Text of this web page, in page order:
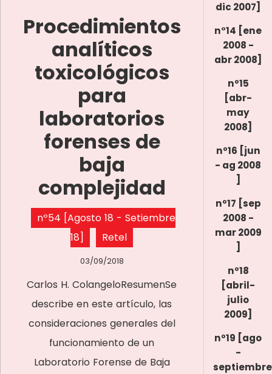
Procedimientos
analíticos
toxicológicos
para
laboratorios
forenses de
baja
complejidad
nº54 [Agosto 18 - Setiembre
18]
Retel
03/09/2018
Carlos H. ColangeloResumenSe
describe en este artículo, las
consideraciones generales del
funcionamiento de un
Laboratorio Forense de Baja
dic 2007]
n°14 [ene
2008 -
abr 2008]
nº15
[abr-
may
2008]
nº16 [jun
- ag 2008
]
nº17 [sep
2008 -
mar 2009
]
nº18
[abril-
julio
2009]
nº19 [ago
-
septiembre